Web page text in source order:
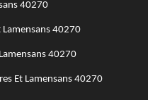
40270
40270
40270
Et Lamensans 40270